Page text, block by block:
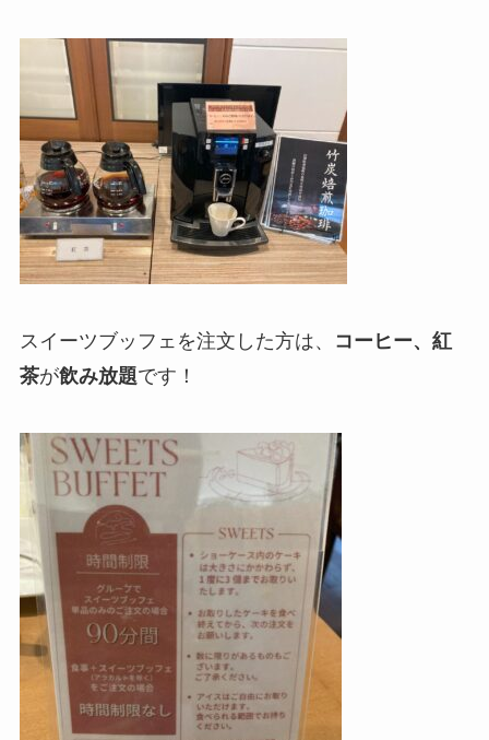
スイーツブッフェを注文した方は、
コーヒー、紅
茶が飲み放題です！